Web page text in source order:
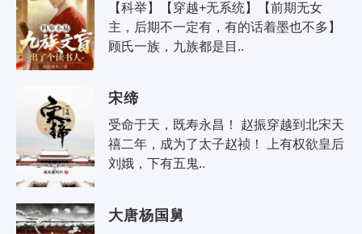
【科举】【穿越+无系统】【前期无女
主，后期不一定有，有的话着墨也不多】
顾氏一族，九族都是目..
宋缔
受命于天，既寿永昌！ 赵振穿越到北宋天
禧二年，成为了太子赵祯！ 上有权欲皇后
刘娥，下有五鬼..
大唐杨国舅